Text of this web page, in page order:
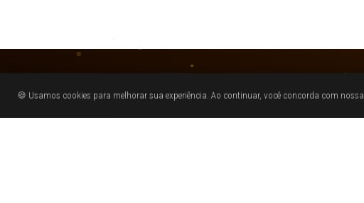
🍪 Usamos cookies para melhorar sua experiência. Ao continuar, você concorda com nossa